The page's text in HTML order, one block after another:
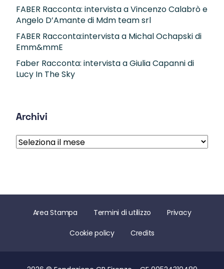
FABER Racconta: intervista a Vincenzo Calabrò e
Angelo D’Amante di Mdm team srl
FABER Racconta:intervista a Michal Ochapski di
Emm&mmE
Faber Racconta: intervista a Giulia Capanni di
Lucy In The Sky
Archivi
Archivi
Area Stampa Termini di utilizzo Privacy
Cookie policy Credits